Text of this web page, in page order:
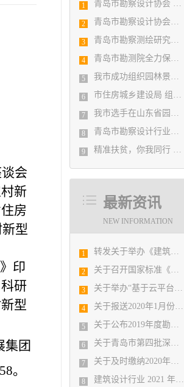
1 青岛市勘察设计协会 第五届二次会员代表大会纪要
2 青岛市勘察设计协会党支部召开党史学习教育专题组织生活会
3 青岛市勘察测绘研究院参加第29届国际制图大会并荣获3项国际大奖
4 青岛市勘测院全力保障自然灾害普查区县级质检汇交工作
5 我市成功组织园林景观设计创意职业技能竞赛
6 市住房城乡建设局 组织设计人员能力提升培训会
7 我市选手在山东省园林景观设计创意职业技能竞赛中勇夺佳绩
8 青岛市勘察设计行业民事纠纷调解协调中心正式揭牌成立
9 精准扶贫，你我同行 ——协会荣获全市2018年度脱贫攻坚和扶贫协作先进集体
最新资讯
NEW INFORMATION
1 转发关于举办《建筑电气与智能化通用规范》 GB55024-2022公益宣贯的通知
2 关于召开国家标准《绿色建筑评价标准》 （GB/T 50378-2019）宣贯培训会议的预备通知
3 关于举办“基于云平台的广域网下多方BIM协同平台及BIM实际工程应用研讨会”的通知
4 关于报送2020年1月份勘察设计经济形势 月报有关工作的通知
5 关于公布2019年度勘察设计行业 优秀企业、优秀企业管理者、先进工作者评选结果的通知
6 关于青岛市第四批深基坑工程评审专家入库人员公示
7 关于及时缴纳2020年会费的温馨提示
8 ​建筑设计行业 2021 年院长论坛
会
新
房
型
印
研
型
集团
。